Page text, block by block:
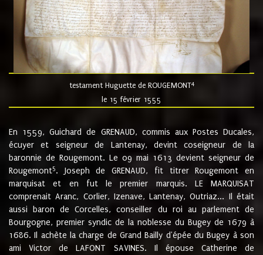
testament Huguette de ROUGEMONT4
le 15 février 1555
En 1559, Guichard de GRENAUD, commis aux Postes Ducales,
écuyer et seigneur de Lantenay, devint coseigneur de la
baronnie de Rougemont. Le 09 mai 1613 devient seigneur de
Rougemont5. Joseph de GRENAUD, fit titrer Rougemont en
marquisat et en fut le premier marquis. LE MARQUISAT
comprenait Aranc, Corlier, Izenave, Lantenay, Outriaz... Il était
aussi baron de Corcelles, conseiller du roi au parlement de
Bourgogne, premier syndic de la noblesse du Bugey de 1679 à
1686. Il achète la charge de Grand Bailly d'épée du Bugey à son
ami Victor de LAFONT SAVINES. Il épouse Catherine de